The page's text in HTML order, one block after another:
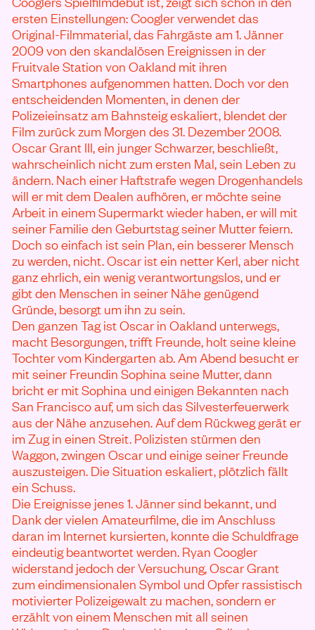
ersten Einstellungen: Coogler verwendet das
Original-Filmmaterial, das Fahrgäste am 1. Jänner
2009 von den skandalösen Ereignissen in der
Fruitvale Station von Oakland mit ihren
Smartphones aufgenommen hatten. Doch vor den
entscheidenden Momenten, in denen der
Polizeieinsatz am Bahnsteig eskaliert, blendet der
Film zurück zum Morgen des 31. Dezember 2008.
Oscar Grant III, ein junger Schwarzer, beschließt,
wahrscheinlich nicht zum ersten Mal, sein Leben zu
ändern. Nach einer Haftstrafe wegen Drogenhandels
will er mit dem Dealen aufhören, er möchte seine
Arbeit in einem Supermarkt wieder haben, er will mit
seiner Familie den Geburtstag seiner Mutter feiern.
Doch so einfach ist sein Plan, ein besserer Mensch
zu werden, nicht. Oscar ist ein netter Kerl, aber nicht
ganz ehrlich, ein wenig verantwortungslos, und er
gibt den Menschen in seiner Nähe genügend
Gründe, besorgt um ihn zu sein.
Den ganzen Tag ist Oscar in Oakland unterwegs,
macht Besorgungen, trifft Freunde, holt seine kleine
Tochter vom Kindergarten ab. Am Abend besucht er
mit seiner Freundin Sophina seine Mutter, dann
bricht er mit Sophina und einigen Bekannten nach
San Francisco auf, um sich das Silvesterfeuerwerk
aus der Nähe anzusehen. Auf dem Rückweg gerät er
im Zug in einen Streit. Polizisten stürmen den
Waggon, zwingen Oscar und einige seiner Freunde
auszusteigen. Die Situation eskaliert, plötzlich fällt
ein Schuss.
Die Ereignisse jenes 1. Jänner sind bekannt, und
Dank der vielen Amateurfilme, die im Anschluss
daran im Internet kursierten, konnte die Schuldfrage
eindeutig beantwortet werden. Ryan Coogler
widerstand jedoch der Versuchung, Oscar Grant
zum eindimensionalen Symbol und Opfer rassistisch
motivierter Polizeigewalt zu machen, sondern er
erzählt von einem Menschen mit all seinen